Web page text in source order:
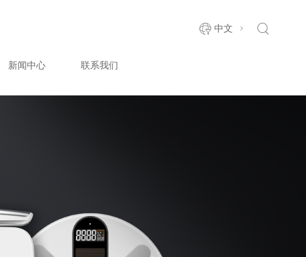
中文
新闻中心 联系我们